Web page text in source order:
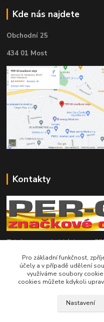
Kde nás najdete
Obchodní 25
434 01 Most
Kontakty
Telefon pro technické dotazy:
Telefon do našeho obchodu :
info@znackoveoleje.cz
Pro základní funkčnost,
účely a v případě udělení
využíváme soubory
cookies můžete kdykoli
Nastavení